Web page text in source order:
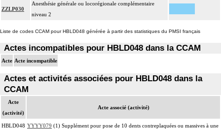
ZZLP030
Anesthésie générale ou locorégionale complémentaire
niveau 2
Liste de codes CCAM pour HBLD048 générée à partir des statistiques du PMSI français
Actes incompatibles pour HBLD048 dans la CCAM
Acte Acte incompatible
Actes et activités associées pour HBLD048 dans la
CCAM
Acte
(activité)
Acte associé (activité)
HBLD048 YYYY079 (1) Supplément pour pose de 10 dents contreplaquées ou massives à une